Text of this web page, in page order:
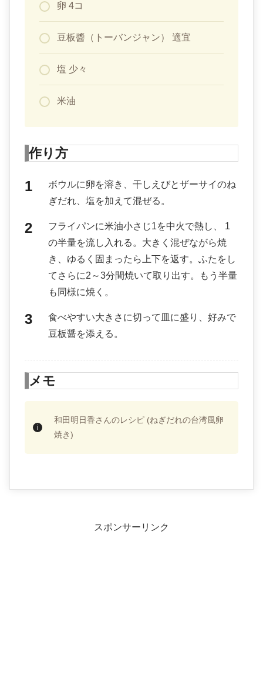
卵 4コ
豆板醬（トーバンジャン） 適宜
塩 少々
米油
作り方
ボウルに卵を溶き、干しえびとザーサイのね
ぎだれ、塩を加えて混ぜる。
フライパンに米油小さじ1を中火で熱し、 1
の半量を流し入れる。大きく混ぜながら焼
き、ゆるく固まったら上下を返す。ふたをし
てさらに2～3分間焼いて取り出す。もう半量
も同様に焼く。
食べやすい大きさに切って皿に盛り、好みで
豆板醤を添える。
メモ
和田明日香さんのレシピ (ねぎだれの台湾風卵
焼き)
スポンサーリンク